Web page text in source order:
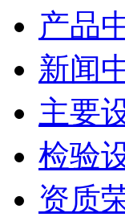
产品
新闻
主要
检验
资质